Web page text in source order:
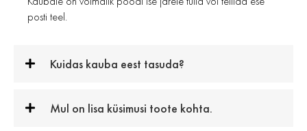
posti teel.
Kuidas kauba eest tasuda?
Mul on lisa küsimusi toote kohta.